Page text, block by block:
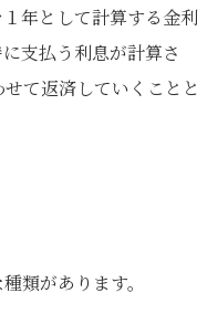
年として計算する金利
支払う利息が計算さ
て返済していくことと
類があります。